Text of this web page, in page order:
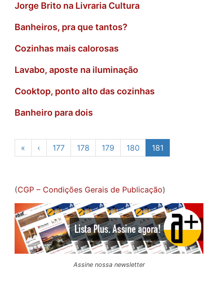
Jorge Brito na Livraria Cultura
Banheiros, pra que tantos?
Cozinhas mais calorosas
Lavabo, aposte na iluminação
Cooktop, ponto alto das cozinhas
Banheiro para dois
« ‹ 177 178 179 180 181
(CGP – Condições Gerais de Publicação)
Assine nossa newsletter